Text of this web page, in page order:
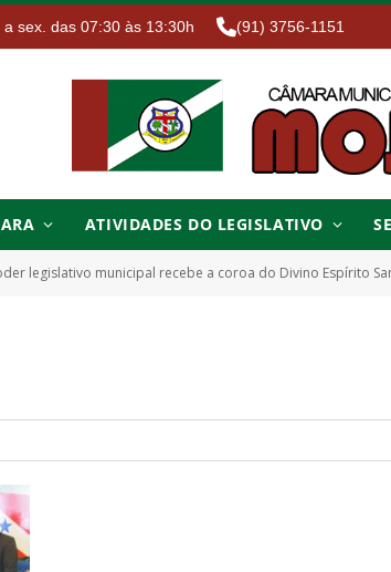
a sex. das 07:30 às 13:30h (91) 3756-1151
ATIVIDADES DO LEGISLATIVO
legislativo municipal recebe a coroa do Divino Espírito